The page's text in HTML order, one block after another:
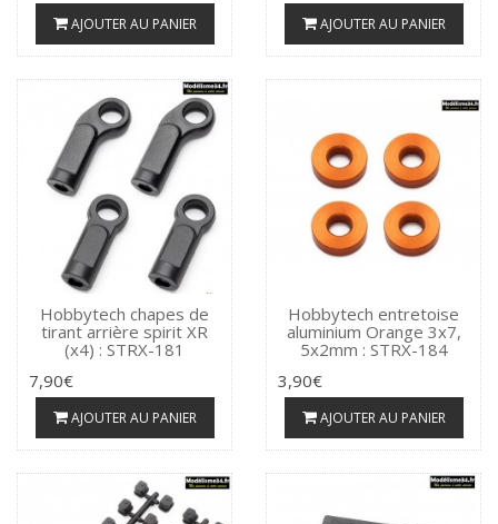
AJOUTER AU PANIER AJOUTER AU PANIER
Hobbytech chapes de
tirant arrière spirit XR
(x4) : STRX-181
7,90€
AJOUTER AU PANIER
Hobbytech entretoise
aluminium Orange 3x7,
5x2mm : STRX-184
3,90€
AJOUTER AU PANIER